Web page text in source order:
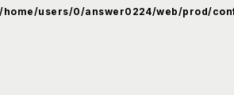
/home/users/0/answer0224/web/prod/